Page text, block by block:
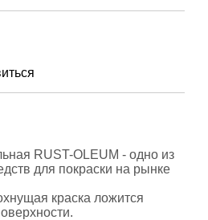
RUST-OLEUM - одно из
для покраски на рынке
краска ложится